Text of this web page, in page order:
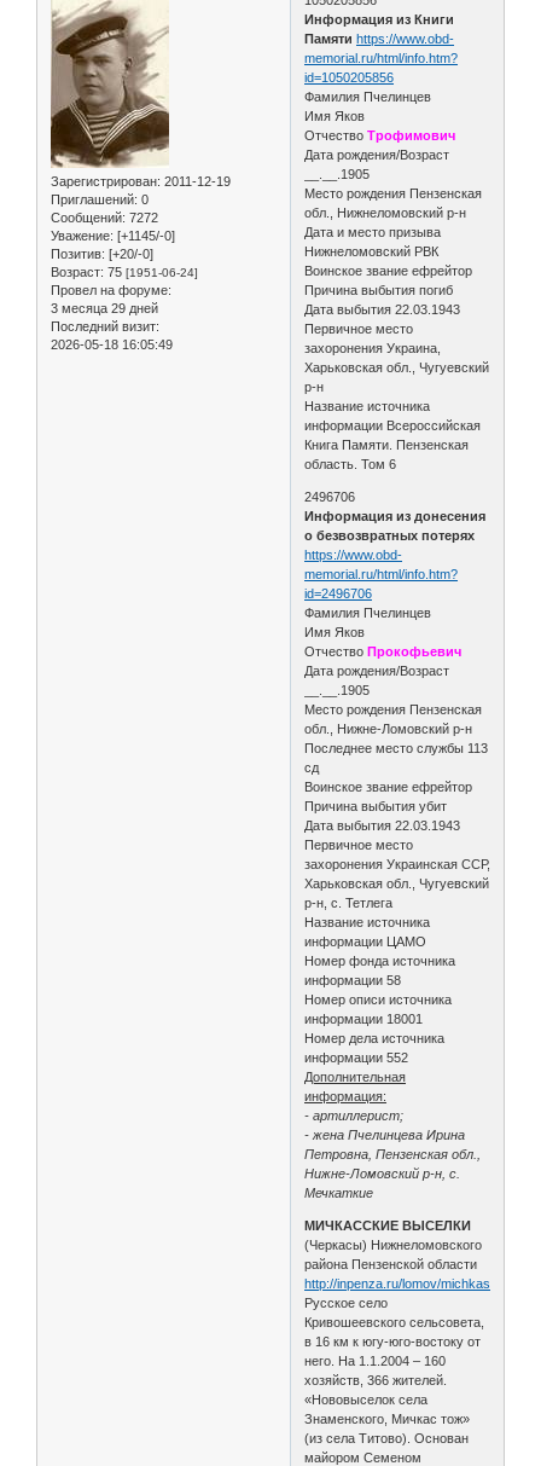
Зарегистрирован: 2011-12-19
Приглашений: 0
Сообщений: 7272
Уважение: [+1145/-0]
Позитив: [+20/-0]
Возраст: 75 [1951-06-24]
Провел на форуме:
3 месяца 29 дней
Последний визит:
2026-05-18 16:05:49
Информация из Книги
Памяти https://www.obd-
memorial.ru/html/info.htm?
id=1050205856
Фамилия Пчелинцев
Имя Яков
ОтчествоТрофимович
Дата рождения/Возраст
__.__.1905
Место рождения Пензенская
обл., Нижнеломовский р-н
Дата и место призыва
Нижнеломовский РВК
Воинское звание ефрейтор
Причина выбытия погиб
Дата выбытия 22.03.1943
Первичное место
захоронения Украина,
Харьковская обл., Чугуевский
р-н
Название источника
информации Всероссийская
Книга Памяти. Пензенская
область. Том 6
2496706
Информация из донесения
о безвозвратных потерях
https://www.obd-
memorial.ru/html/info.htm?
id=2496706
Фамилия Пчелинцев
Имя Яков
ОтчествоПрокофьевич
Дата рождения/Возраст
__.__.1905
Место рождения Пензенская
обл., Нижне-Ломовский р-н
Последнее место службы 113
сд
Воинское звание ефрейтор
Причина выбытия убит
Дата выбытия 22.03.1943
Первичное место
захоронения Украинская ССР,
Харьковская обл., Чугуевский
р-н, с. Тетлега
Название источника
информации ЦАМО
Номер фонда источника
информации 58
Номер описи источника
информации 18001
Номер дела источника
информации 552
Дополнительная
информация:
- артиллерист;
- жена Пчелинцева Ирина
Петровна, Пензенская обл.,
Нижне-Ломовский р-н, с.
Мечкаткие
МИЧКАССКИЕ ВЫСЕЛКИ
(Черкасы) Нижнеломовского
района Пензенской области
http://inpenza.ru/lomov/
Русское село
Кривошеевского сельсовета,
в 16 км к югу-юго-востоку от
него. На 1.1.2004 – 160
хозяйств, 366 жителей.
«Нововыселок села
Знаменского, Мичкас тож»
(из села Титово). Основан
майором Семеном